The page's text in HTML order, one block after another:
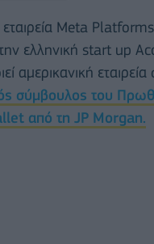
εταιρεία Meta
ελληνική start up
αμερικανική
σύμβουλος του
από τη JP Morgan.